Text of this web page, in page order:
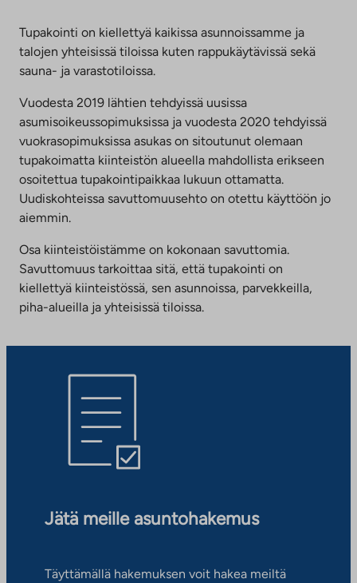
Tupakointi on kiellettyä kaikissa asunnoissamme ja
talojen yhteisissä tiloissa kuten rappukäytävissä sekä
sauna- ja varastotiloissa.
Vuodesta 2019 lähtien tehdyissä uusissa
asumisoikeussopimuksissa ja vuodesta 2020 tehdyissä
vuokrasopimuksissa asukas on sitoutunut olemaan
tupakoimatta kiinteistön alueella mahdollista erikseen
osoitettua tupakointipaikkaa lukuun ottamatta.
Uudiskohteissa savuttomuusehto on otettu käyttöön jo
aiemmin.
Osa kiinteistöistämme on kokonaan savuttomia.
Savuttomuus tarkoittaa sitä, että tupakointi on
kiellettyä kiinteistössä, sen asunnoissa, parvekkeilla,
piha-alueilla ja yhteisissä tiloissa.
Jätä meille asuntohakemus
Täyttämällä hakemuksen voit hakea meiltä